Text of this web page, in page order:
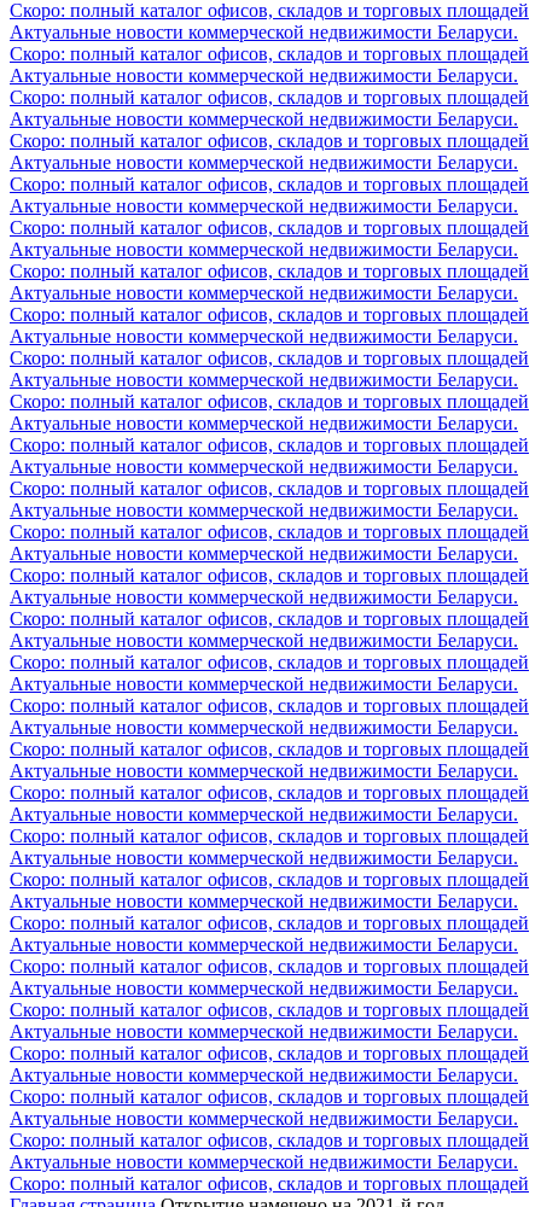
Скоро: полный каталог офисов, складов и торговых площадей
Актуальные новости коммерческой недвижимости Беларуси.
Скоро: полный каталог офисов, складов и торговых площадей
Актуальные новости коммерческой недвижимости Беларуси.
Скоро: полный каталог офисов, складов и торговых площадей
Актуальные новости коммерческой недвижимости Беларуси.
Скоро: полный каталог офисов, складов и торговых площадей
Актуальные новости коммерческой недвижимости Беларуси.
Скоро: полный каталог офисов, складов и торговых площадей
Актуальные новости коммерческой недвижимости Беларуси.
Скоро: полный каталог офисов, складов и торговых площадей
Актуальные новости коммерческой недвижимости Беларуси.
Скоро: полный каталог офисов, складов и торговых площадей
Актуальные новости коммерческой недвижимости Беларуси.
Скоро: полный каталог офисов, складов и торговых площадей
Актуальные новости коммерческой недвижимости Беларуси.
Скоро: полный каталог офисов, складов и торговых площадей
Актуальные новости коммерческой недвижимости Беларуси.
Скоро: полный каталог офисов, складов и торговых площадей
Актуальные новости коммерческой недвижимости Беларуси.
Скоро: полный каталог офисов, складов и торговых площадей
Актуальные новости коммерческой недвижимости Беларуси.
Скоро: полный каталог офисов, складов и торговых площадей
Актуальные новости коммерческой недвижимости Беларуси.
Скоро: полный каталог офисов, складов и торговых площадей
Актуальные новости коммерческой недвижимости Беларуси.
Скоро: полный каталог офисов, складов и торговых площадей
Актуальные новости коммерческой недвижимости Беларуси.
Скоро: полный каталог офисов, складов и торговых площадей
Актуальные новости коммерческой недвижимости Беларуси.
Скоро: полный каталог офисов, складов и торговых площадей
Актуальные новости коммерческой недвижимости Беларуси.
Скоро: полный каталог офисов, складов и торговых площадей
Актуальные новости коммерческой недвижимости Беларуси.
Скоро: полный каталог офисов, складов и торговых площадей
Актуальные новости коммерческой недвижимости Беларуси.
Скоро: полный каталог офисов, складов и торговых площадей
Актуальные новости коммерческой недвижимости Беларуси.
Скоро: полный каталог офисов, складов и торговых площадей
Актуальные новости коммерческой недвижимости Беларуси.
Скоро: полный каталог офисов, складов и торговых площадей
Актуальные новости коммерческой недвижимости Беларуси.
Скоро: полный каталог офисов, складов и торговых площадей
Актуальные новости коммерческой недвижимости Беларуси.
Скоро: полный каталог офисов, складов и торговых площадей
Актуальные новости коммерческой недвижимости Беларуси.
Скоро: полный каталог офисов, складов и торговых площадей
Актуальные новости коммерческой недвижимости Беларуси.
Скоро: полный каталог офисов, складов и торговых площадей
Актуальные новости коммерческой недвижимости Беларуси.
Скоро: полный каталог офисов, складов и торговых площадей
Актуальные новости коммерческой недвижимости Беларуси.
Скоро: полный каталог офисов, складов и торговых площадей
Актуальные новости коммерческой недвижимости Беларуси.
Скоро: полный каталог офисов, складов и торговых площадей